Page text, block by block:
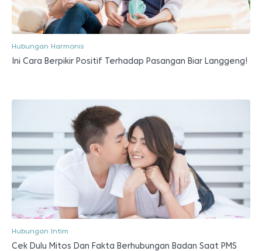
Hubungan Harmonis
Ini Cara Berpikir Positif Terhadap Pasangan Biar Langgeng!
Hubungan Intim
Cek Dulu Mitos Dan Fakta Berhubungan Badan Saat PMS